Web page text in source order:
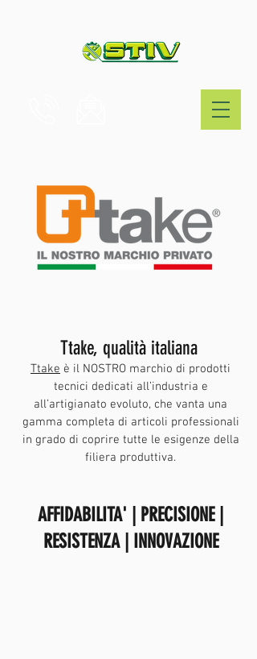
Ttake, qualità italiana
Il nostro marchio privato
Ttake è il NOSTRO marchio di prodotti
tecnici dedicati all’industria e
all’artigianato evoluto, che vanta una
gamma completa di articoli professionali
in grado di coprire tutte le esigenze della
filiera produttiva.
AFFIDABILITA' | PRECISIONE |
RESISTENZA | INNOVAZIONE